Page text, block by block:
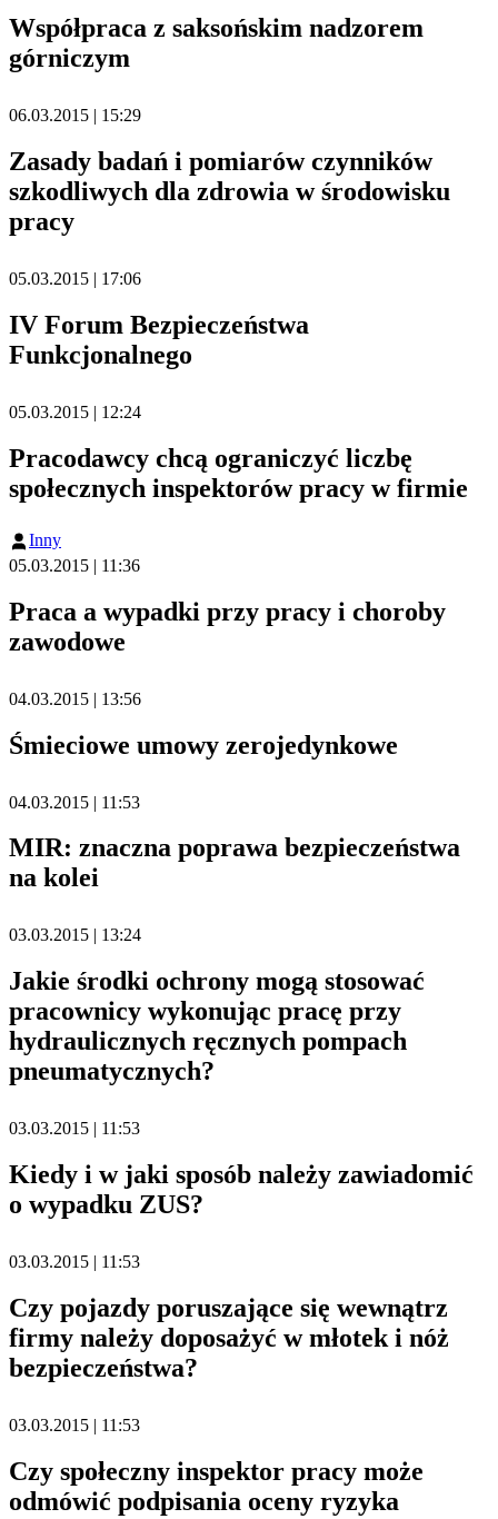
Współpraca z saksońskim nadzorem
górniczym
06.03.2015 | 15:29
Zasady badań i pomiarów czynników
szkodliwych dla zdrowia w środowisku
pracy
05.03.2015 | 17:06
IV Forum Bezpieczeństwa
Funkcjonalnego
05.03.2015 | 12:24
Pracodawcy chcą ograniczyć liczbę
społecznych inspektorów pracy w firmie
Inny
05.03.2015 | 11:36
Praca a wypadki przy pracy i choroby
zawodowe
04.03.2015 | 13:56
Śmieciowe umowy zerojedynkowe
04.03.2015 | 11:53
MIR: znaczna poprawa bezpieczeństwa
na kolei
03.03.2015 | 13:24
Jakie środki ochrony mogą stosować
pracownicy wykonując pracę przy
hydraulicznych ręcznych pompach
pneumatycznych?
03.03.2015 | 11:53
Kiedy i w jaki sposób należy zawiadomić
o wypadku ZUS?
03.03.2015 | 11:53
Czy pojazdy poruszające się wewnątrz
firmy należy doposażyć w młotek i nóż
bezpieczeństwa?
03.03.2015 | 11:53
Czy społeczny inspektor pracy może
odmówić podpisania oceny ryzyka